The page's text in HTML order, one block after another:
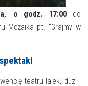
o godz. 17:00do
Mozaika pt. “Grajmy w
teatru lalek, duzi i